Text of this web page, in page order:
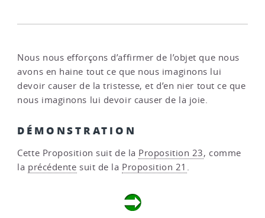
Nous nous efforçons d’affirmer de l’objet que nous
avons en haine tout ce que nous imaginons lui
devoir causer de la tristesse, et d’en nier tout ce que
nous imaginons lui devoir causer de la joie.
DÉMONSTRATION
Cette Proposition suit de la Proposition 23, comme
la précédente suit de la Proposition 21